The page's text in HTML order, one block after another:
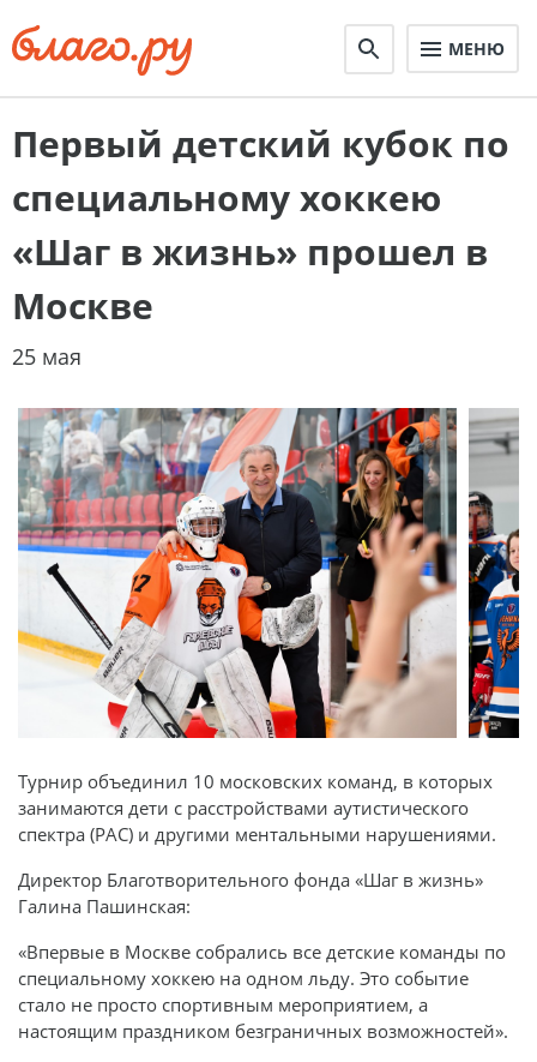
МЕНЮ
Первый детский кубок по
специальному хоккею
«Шаг в жизнь» прошел в
Москве
25 мая
Турнир объединил 10 московских команд, в которых
занимаются дети с расстройствами аутистического
спектра (РАС) и другими ментальными нарушениями.
Директор Благотворительного фонда «Шаг в жизнь»
Галина Пашинская:
«Впервые в Москве собрались все детские команды по
специальному хоккею на одном льду. Это событие
стало не просто спортивным мероприятием, а
настоящим праздником безграничных возможностей».